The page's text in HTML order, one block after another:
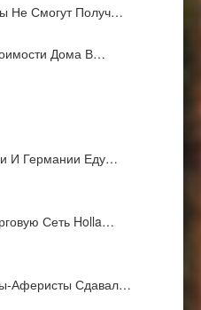
Не Смогут Получ…
Дома В…
И Германии Еду…
Сеть Holla…
Аферисты Сдавал…